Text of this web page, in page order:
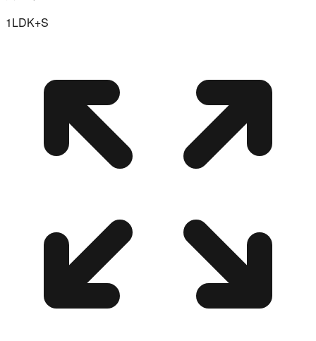
1LDK+S